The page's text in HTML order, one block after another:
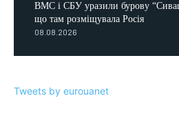
ВМС і СБУ уразили бурову
що там розміщувала Росія
08.08.2026
Tweets by eurouanet